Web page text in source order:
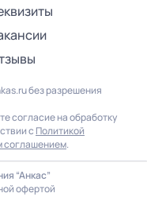
без разрешения
согласие на обработку
с Политикой
соглашением.
“Анкас”
офертой